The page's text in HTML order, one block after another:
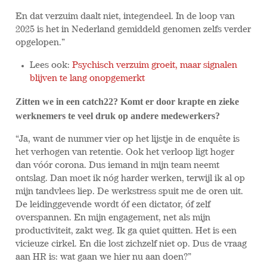
En dat verzuim daalt niet, integendeel. In de loop van
2025 is het in Nederland gemiddeld genomen zelfs verder
opgelopen.”
Lees ook:Psychisch verzuim groeit, maar signalen
blijven te lang onopgemerkt
Zitten we in een catch22? Komt er door krapte en zieke
werknemers te veel druk op andere medewerkers?
“Ja, want de nummer vier op het lijstje in de enquête is
het verhogen van retentie. Ook het verloop ligt hoger
dan vóór corona. Dus iemand in mijn team neemt
ontslag. Dan moet ik nóg harder werken, terwijl ik al op
mijn tandvlees liep. De werkstress spuit me de oren uit.
De leidinggevende wordt óf een dictator, óf zelf
overspannen. En mijn engagement, net als mijn
productiviteit, zakt weg. Ik ga quiet quitten. Het is een
vicieuze cirkel. En die lost zichzelf niet op. Dus de vraag
aan HR is: wat gaan we hier nu aan doen?”